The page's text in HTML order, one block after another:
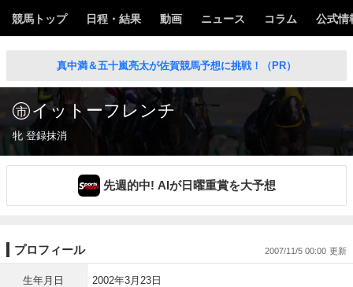
競馬トップ 日程・結果 動画 ニュース コラム 公式情
真中満＆五十嵐亮太が佐賀競馬予想に挑戦！（PR）
イットーフレンチ
牝 登録抹消
先週的中! AIが日曜重賞を大予想
プロフィール 2007/11/5 00:00
生年月日 2002年3月23日